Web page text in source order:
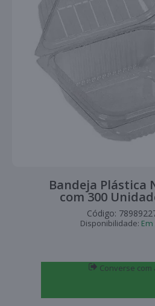
Bandeja Plástica
com 300
Código:
Disponibilidade:
Converse com